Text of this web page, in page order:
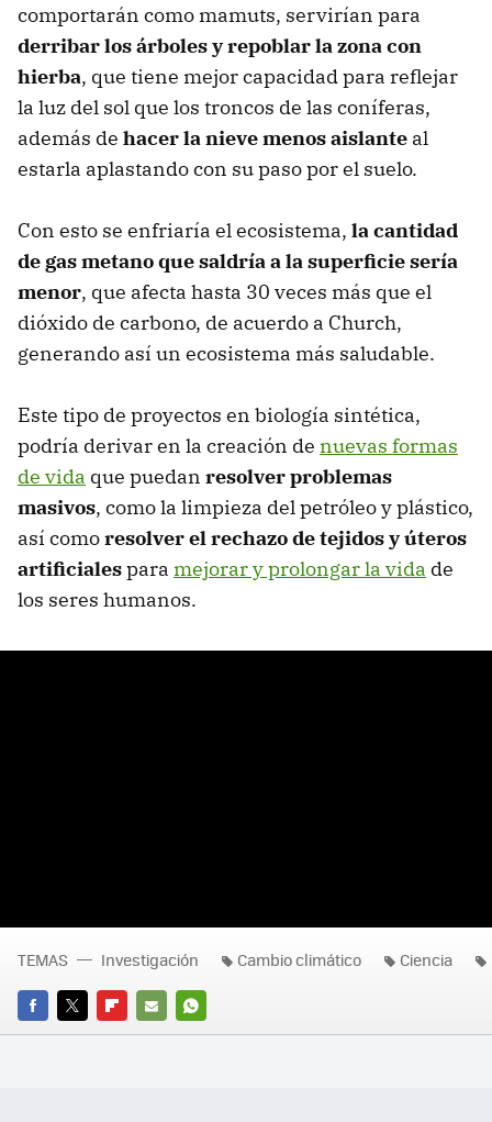
comportarán como mamuts, servirían para
derribar los árboles y repoblar la zona con
hierba, que tiene mejor capacidad para reflejar
la luz del sol que los troncos de las coníferas,
además de hacer la nieve menos aislante al
estarla aplastando con su paso por el suelo.
Con esto se enfriaría el ecosistema, la cantidad
de gas metano que saldría a la superficie sería
menor, que afecta hasta 30 veces más que el
dióxido de carbono, de acuerdo a Church,
generando así un ecosistema más saludable.
Este tipo de proyectos en biología sintética,
podría derivar en la creación de nuevas formas
de vida que puedan resolver problemas
masivos, como la limpieza del petróleo y plástico,
así comoresolver el rechazo de tejidos y úteros
artificialespara mejorar y prolongar la vida de
los seres humanos.
FACEBOOK
TWITTERFLIPBOARD
E-
WHATSAPP
TEMAS Investigación Cambio climático Ciencia